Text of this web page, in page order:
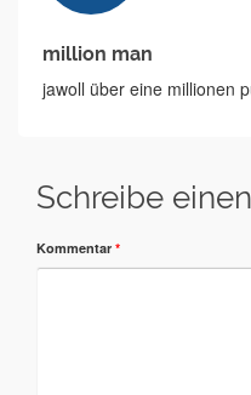
million man
jawoll über eine millionen
Schreibe
Kommentar *